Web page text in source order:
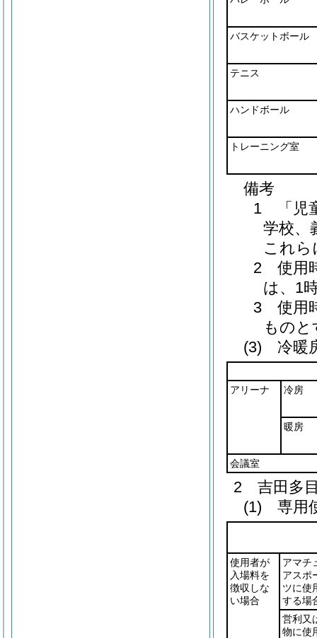
バスケットボール
テニス
ハンドボール
トレーニング室
備考
1 「児
学校、
これら
2 使用
は、1
3 使用
もの
(3) 冷暖
アリーナ 冷房
暖房
会議室
2 吉田多
(1) 専用
使用者が
入場料を
徴収しな
い場合
アマチ
アスポ
ツに使
する場
営利又
物に使